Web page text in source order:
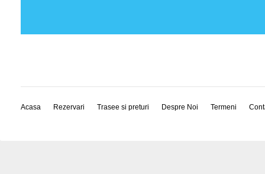
Acasa Rezervari Trasee si preturi Despre Noi Termeni